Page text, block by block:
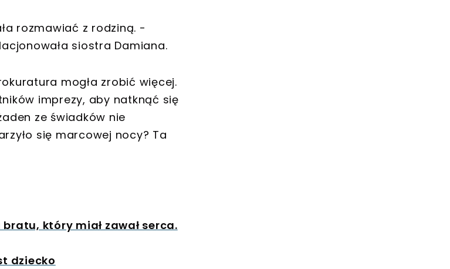
rozmawiać z rodziną. -
siostra Damiana.
mogła zrobić więcej.
imprezy, aby natknąć się
ze świadków nie
się marcowej nocy? Ta
który miał zawał serca.
dziecko